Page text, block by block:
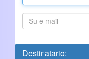
Destinatario: